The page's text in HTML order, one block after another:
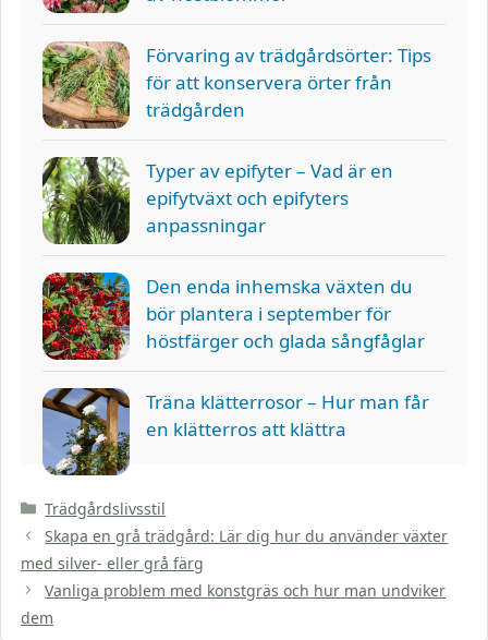
Förvaring av trädgårdsörter: Tips
för att konservera örter från
trädgården
Typer av epifyter – Vad är en
epifytväxt och epifyters
anpassningar
Den enda inhemska växten du
bör plantera i september för
höstfärger och glada sångfåglar
Träna klätterrosor – Hur man får
en klätterros att klättra
Kategorier
Trädgårdslivsstil
Skapa en grå trädgård: Lär dig hur du använder växter
med silver- eller grå färg
Vanliga problem med konstgräs och hur man undviker
dem